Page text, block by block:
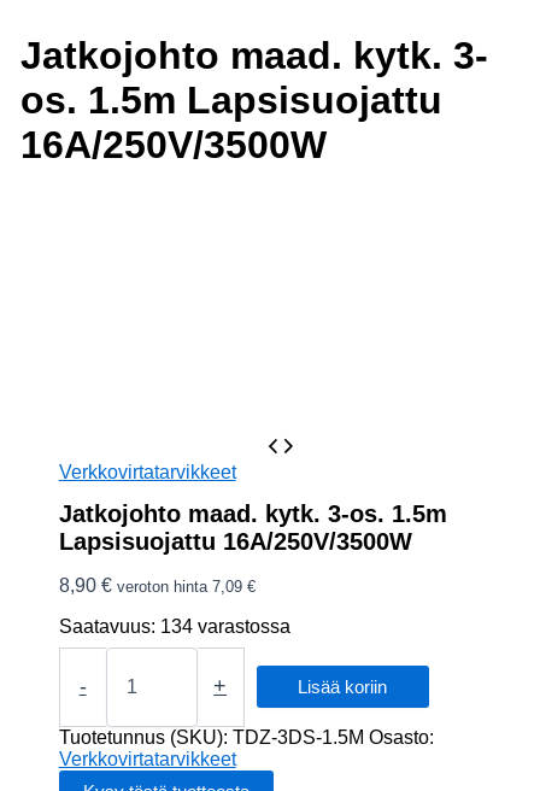
Jatkojohto maad. kytk. 3-
os. 1.5m Lapsisuojattu
16A/250V/3500W
Verkkovirtatarvikkeet
Jatkojohto maad. kytk. 3-os. 1.5m
Lapsisuojattu 16A/250V/3500W
8,90 € veroton hinta 7,09 €
Saatavuus: 134 varastossa
-
Jatkojohto
3-
os.
1.5m
+ Lisää koriin
Tuotetunnus (SKU): TDZ-3DS-1.5M Osasto:
Verkkovirtatarvikkeet